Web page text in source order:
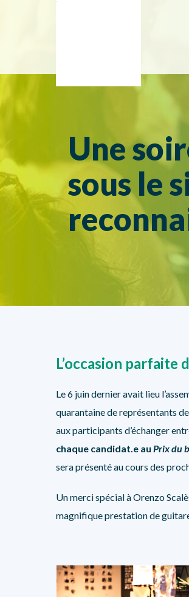
Une
sous le
L’occasion parfaite
Le 6 juin dernier avait lieu
quarantaine de représentants
aux participants d’échanger
chaque candidat.e au Prix du
sera présenté au cours des
Un merci spécial à Orenzo
magnifique prestation de